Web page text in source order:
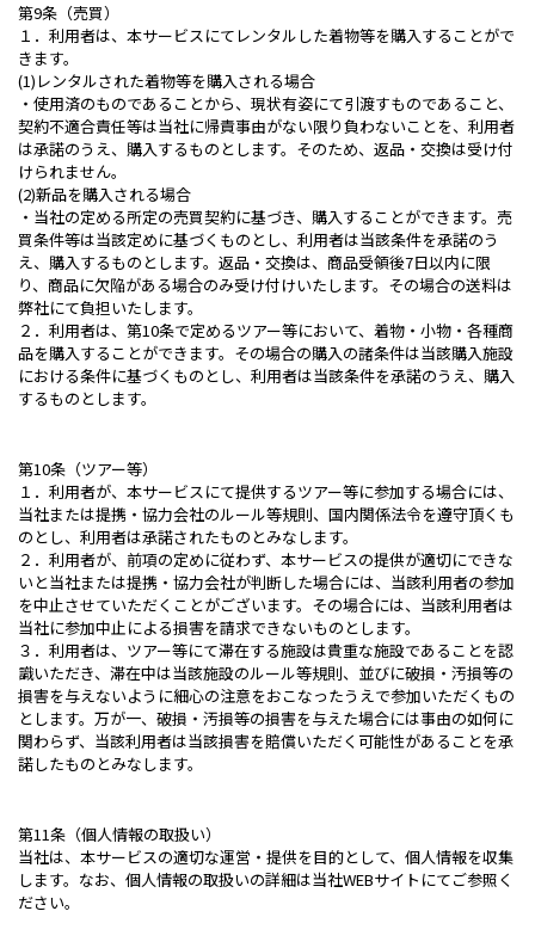
第9条（売買）
１．利用者は、本サービスにてレンタルした着物等を購入することがで
きます。
(1)レンタルされた着物等を購入される場合
・使用済のものであることから、現状有姿にて引渡すものであること、
契約不適合責任等は当社に帰責事由がない限り負わないことを、利用者
は承諾のうえ、購入するものとします。そのため、返品・交換は受け付
けられません。
(2)新品を購入される場合
・当社の定める所定の売買契約に基づき、購入することができます。売
買条件等は当該定めに基づくものとし、利用者は当該条件を承諾のう
え、購入するものとします。返品・交換は、商品受領後7日以内に限
り、商品に欠陥がある場合のみ受け付けいたします。その場合の送料は
弊社にて負担いたします。
２．利用者は、第10条で定めるツアー等において、着物・小物・各種商
品を購入することができます。その場合の購入の諸条件は当該購入施設
における条件に基づくものとし、利用者は当該条件を承諾のうえ、購入
するものとします。
第10条（ツアー等）
１．利用者が、本サービスにて提供するツアー等に参加する場合には、
当社または提携・協力会社のルール等規則、国内関係法令を遵守頂くも
のとし、利用者は承諾されたものとみなします。
２．利用者が、前項の定めに従わず、本サービスの提供が適切にできな
いと当社または提携・協力会社が判断した場合には、当該利用者の参加
を中止させていただくことがございます。その場合には、当該利用者は
当社に参加中止による損害を請求できないものとします。
３．利用者は、ツアー等にて滞在する施設は貴重な施設であることを認
識いただき、滞在中は当該施設のルール等規則、並びに破損・汚損等の
損害を与えないように細心の注意をおこなったうえで参加いただくもの
とします。万が一、破損・汚損等の損害を与えた場合には事由の如何に
関わらず、当該利用者は当該損害を賠償いただく可能性があることを承
諾したものとみなします。
第11条（個人情報の取扱い）
当社は、本サービスの適切な運営・提供を目的として、個人情報を収集
します。なお、個人情報の取扱いの詳細は当社WEBサイトにてご参照く
ださい。